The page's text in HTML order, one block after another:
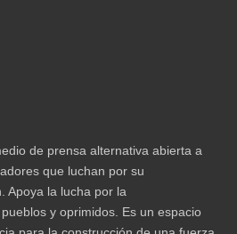
de prensa alternativa abierta a
que luchan por su
Apoya la lucha por la
y oprimidos. Es un espacio